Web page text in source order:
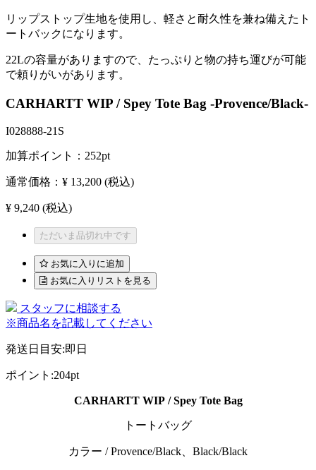
リップストップ生地を使用し、軽さと耐久性を兼ね備えたト
ートバックになります。
22Lの容量がありますので、たっぷりと物の持ち運びが可能
で頼りがいがあります。
CARHARTT WIP / Spey Tote Bag -Provence/Black-
I028888-21S
加算ポイント： 252pt
通常価格： ¥ 13,200 (税込)
¥ 9,240 (税込)
ただいま品切れ中です
お気に入りに追加
お気に入りリストを見る
スタッフに相談する
※商品名を記載してください
発送日目安:即日
ポイント :204pt
CARHARTT WIP / Spey Tote Bag
トートバッグ
カラー / Provence/Black、Black/Black